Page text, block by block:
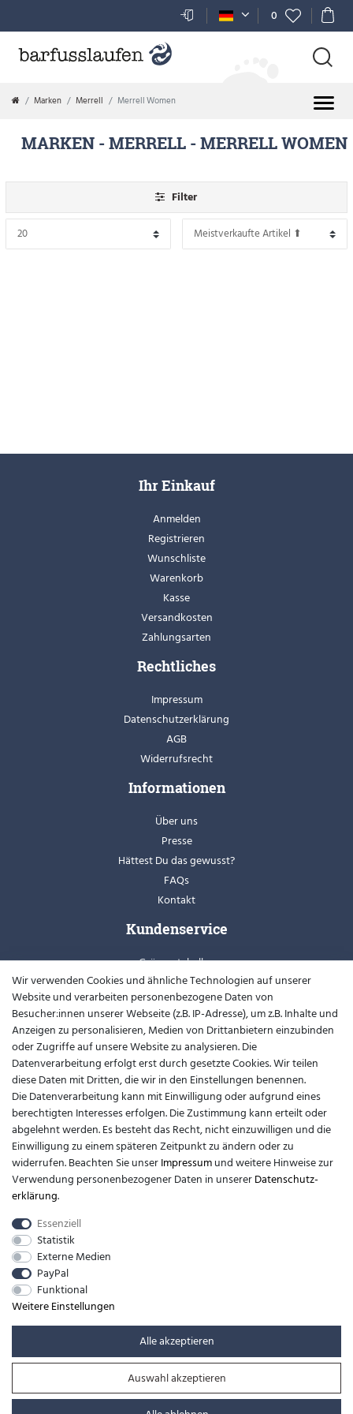
0
Marken Merrell Merrell Women
MARKEN - MERRELL - MERRELL WOMEN
Filter
Ihr Einkauf
Anmelden
Registrieren
Wunschliste
Warenkorb
Kasse
Versandkosten
Zahlungsarten
Rechtliches
Impressum
Datenschutzerklärung
AGB
Widerrufsrecht
Informationen
Über uns
Presse
Hättest Du das gewusst?
FAQs
Kontakt
Kundenservice
Grössentabellen
Retoure
Schuhweiten
Youtube
Widerrufsformular
Kontakt
support@barfusslaufen.com
+49 (0)8807-214983
Anrufe aus dem dt. Festnetz zum Ortstarif, Preise aus dem Mobilfunknetz
© Copyright 2026 | Alle Rechte vorbehalten. -
barfusslaufen.com | Realisationcolornativ /
Wir verwenden Cookies und ähnliche Technologien auf unserer
Website und verarbeiten personenbezogene Daten von
Besucher:innen unserer Webseite (z.B. IP-Adresse), um z.B. Inhalte und
Anzeigen zu personalisieren, Medien von Drittanbietern einzubinden
oder Zugriffe auf unsere Website zu analysieren. Die
Datenverarbeitung erfolgt erst durch gesetzte Cookies. Wir teilen
diese Daten mit Dritten, die wir in den Einstellungen benennen.
Die Datenverarbeitung kann mit Einwilligung oder aufgrund eines
berechtigten Interesses erfolgen. Die Zustimmung kann erteilt oder
abgelehnt werden. Es besteht das Recht, nicht einzuwilligen und die
Einwilligung zu einem späteren Zeitpunkt zu ändern oder zu
widerrufen. Beachten Sie unserImpressumund weitere Hinweise zur
Verwendung personenbezogener Daten in unsererDaten­schutz­
erklärung.
Essenziell
Statistik
Externe Medien
PayPal
Funktional
Weitere Einstellungen
Alle akzeptieren
Auswahl akzeptieren
S